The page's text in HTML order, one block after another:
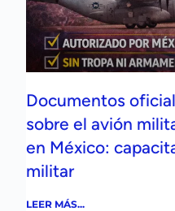
Documentos
sobre el avión
en México:
militar
LEER MÁS...